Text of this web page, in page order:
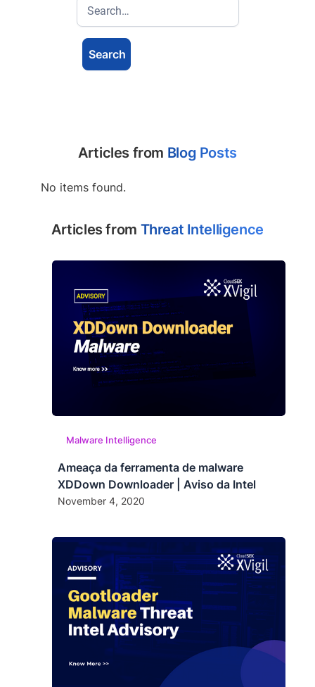
Articles from Blog Posts
No items found.
Articles from Threat Intelligence
Malware Intelligence
Ameaça da ferramenta de malware
XDDown Downloader | Aviso da Intel
November 4, 2020